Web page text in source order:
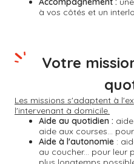
à vos côtés et un
Les missions s'adaptent à
l'intervenant à domicile.
Aide au quotidien :
aide aux courses...
Aide à l'autonomie :
au coucher... pour leur
Votre